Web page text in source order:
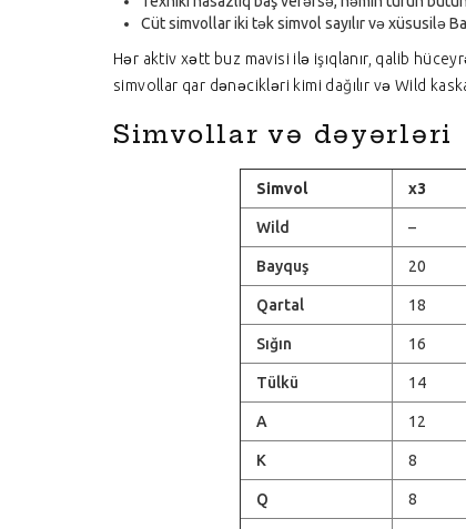
Cüt simvollar iki tək simvol sayılır və xüsusilə
Hər aktiv xətt buz mavisi ilə işıqlanır, qalib
simvollar qar dənəcikləri kimi dağılır və Wild
Simvollar və dəyərləri
Simvol x3
Wild –
Bayquş 20
Qartal 18
Sığın 16
Tülkü 14
A 12
K 8
Q 8